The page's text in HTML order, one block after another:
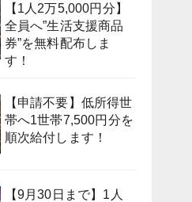
【1人2万5,000円分】
全員へ”生活支援商品
券”を無料配布しま
す！
【申請不要】低所得世
帯へ1世帯7,500円分を
順次給付します！
【9月30日まで】1人